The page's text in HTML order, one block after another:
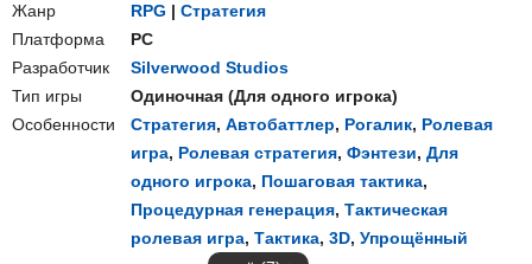
Жанр RPG | Стратегия
Платформа
PC
Разработчик
Silverwood Studios
Тип игры
Одиночная (Для одного игрока)
Особенности
Стратегия, Автобаттлер, Рогалик, Ролевая
игра, Ролевая стратегия, Фэнтези, Для
одного игрока, Пошаговая тактика,
Процедурная генерация, Тактическая
ролевая игра, Тактика, 3D, Упрощённый